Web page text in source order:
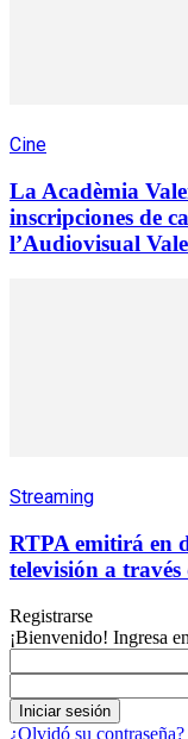
Cine
La Acadèmia
inscripciones de
l’Audiovisual
Streaming
RTPA emitirá en
televisión a través
Registrarse
¡Bienvenido! Ingresa
¿Olvidó su